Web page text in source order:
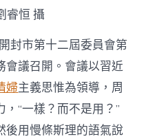
睿恒 攝
封市第十二屆委員會第
會議召開。會議以習近
婦主義思惟為領導，周
“一樣？而不是用？”
後用慢條斯理的語氣說